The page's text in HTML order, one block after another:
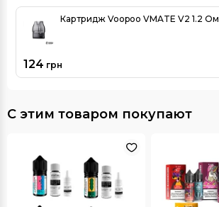
Картридж Voopoo VMATE V2 1.2 Ом
124 грн
С этим товаром покупают